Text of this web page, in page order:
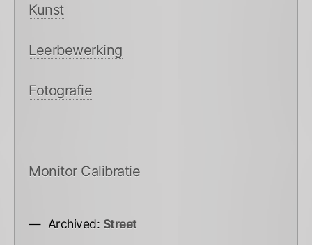
Kunst
Leerbewerking
Fotografie
Monitor Calibratie
Archived: Street